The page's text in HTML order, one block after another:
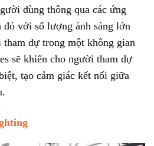
dùng thông qua các ứng
đó với số lượng ánh sáng lớn
dự trong một không gian
sẽ khiến cho người tham dự
tạo cảm giác kết nối giữa